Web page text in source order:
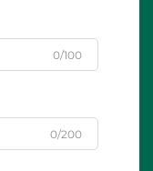
0/100
0/200